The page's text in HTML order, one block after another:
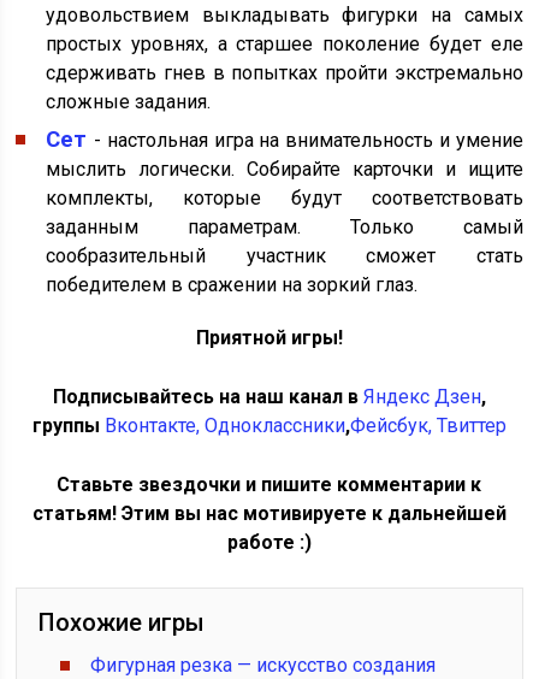
удовольствием выкладывать фигурки на самых
простых уровнях, а старшее поколение будет еле
сдерживать гнев в попытках пройти экстремально
сложные задания.
Сет - настольная игра на внимательность и умение
мыслить логически. Собирайте карточки и ищите
комплекты, которые будут соответствовать
заданным параметрам. Только самый
сообразительный участник сможет стать
победителем в сражении на зоркий глаз.
Приятной игры!
Подписывайтесь на наш канал в Яндекс Дзен,
группы Вконтакте, Одноклассники,Фейсбук, Твиттер
Ставьте звездочки и пишите комментарии к
статьям! Этим вы нас мотивируете к дальнейшей
работе :)
Похожие игры
Фигурная резка — искусство создания